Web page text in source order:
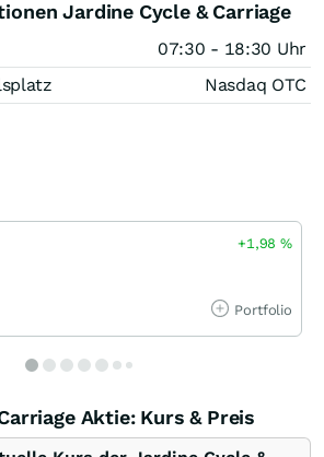
Jardine Cycle & Carriage
07:30 - 18:30 Uhr
Nasdaq OTC
+1,98%
Portfolio
Aktie: Kurs & Preis